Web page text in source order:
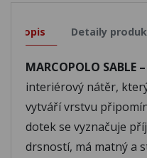
M333 M334
M336 M337
M339 M340
Popis Detaily
MARCOPOLO SABLE –
interiérový nátěr,
vytváří vrstvu
dotek se vyznačuje
drsností, má matný a